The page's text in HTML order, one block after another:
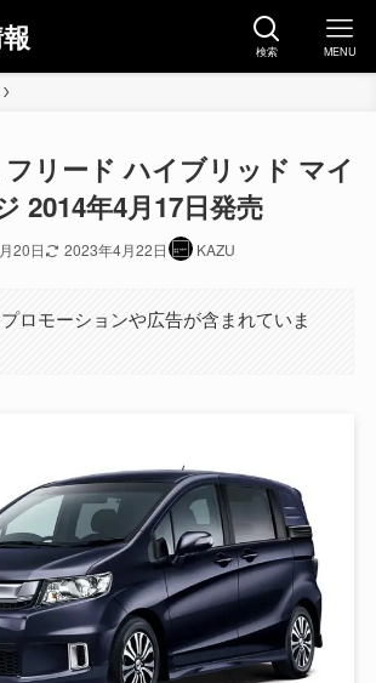
検索 MENU
リード ハイブリッド マイ
2014年4月17日発売
20日 2023年4月22日 KAZU
ロモーションや広告が含まれていま